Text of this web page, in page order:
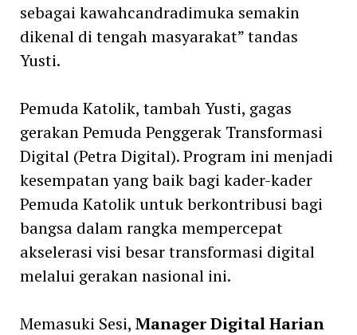
sebagai kawahcandradimuka semakin
dikenal di tengah masyarakat” tandas
Yusti.
Pemuda Katolik, tambah Yusti, gagas
gerakan Pemuda Penggerak Transformasi
Digital (Petra Digital). Program ini menjadi
kesempatan yang baik bagi kader-kader
Pemuda Katolik untuk berkontribusi bagi
bangsa dalam rangka mempercepat
akselerasi visi besar transformasi digital
melalui gerakan nasional ini.
Memasuki Sesi, Manager Digital Harian